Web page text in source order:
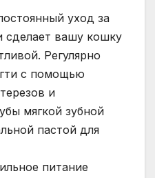
уход за
сделает вашу кошку
Регулярно
с помощью
и
мягкой зубной
пастой для
питание